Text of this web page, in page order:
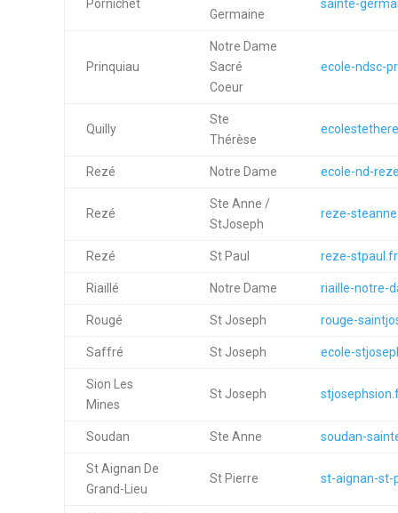
Pornichet
Germaine
sainte-
Prinquiau
Notre Dame
Sacré
Coeur
ecole-ndsc-
Quilly
Ste
Thérèse
Rezé Notre Dame ecole-nd-
Rezé
Ste Anne /
StJoseph
reze-
Rezé St Paul reze-stpaul.fr
Riaillé Notre Dame riaille-notre-
Rougé St Joseph rouge-
Saffré St Joseph ecole-
Sion Les
Mines
St Joseph
Soudan Ste Anne soudan-
St Aignan De
Grand-Lieu
St Pierre st-aignan-st-